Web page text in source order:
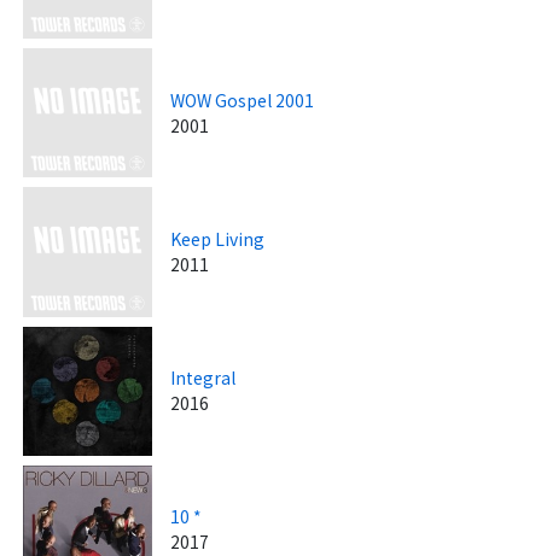
WOW Gospel 2001
2001
Keep Living
2011
Integral
2016
10 *
2017